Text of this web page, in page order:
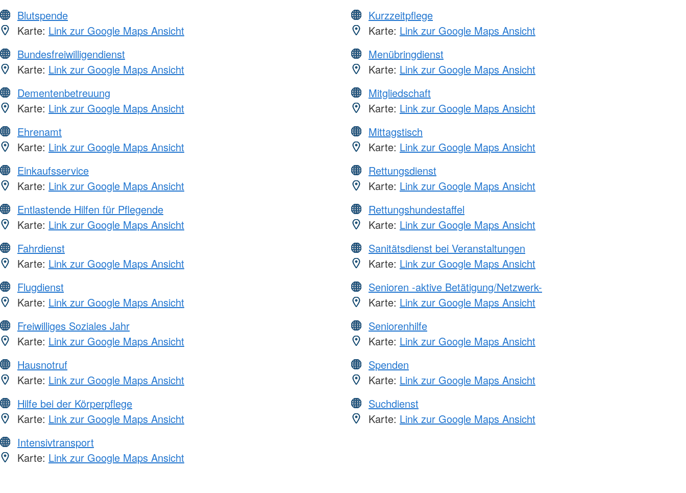
Blutspende
Karte: Link zur Google Maps Ansicht
Bundesfreiwilligendienst
Karte: Link zur Google Maps Ansicht
Dementenbetreuung
Karte: Link zur Google Maps Ansicht
Ehrenamt
Karte: Link zur Google Maps Ansicht
Einkaufsservice
Karte: Link zur Google Maps Ansicht
Entlastende Hilfen für Pflegende
Karte: Link zur Google Maps Ansicht
Fahrdienst
Karte: Link zur Google Maps Ansicht
Flugdienst
Karte: Link zur Google Maps Ansicht
Freiwilliges Soziales Jahr
Karte: Link zur Google Maps Ansicht
Hausnotruf
Karte: Link zur Google Maps Ansicht
Hilfe bei der Körperpflege
Karte: Link zur Google Maps Ansicht
Intensivtransport
Karte: Link zur Google Maps Ansicht
Kurzzeitpflege
Karte: Link zur Google Maps Ansicht
Menübringdienst
Karte: Link zur Google Maps Ansicht
Mitgliedschaft
Karte: Link zur Google Maps Ansicht
Mittagstisch
Karte: Link zur Google Maps Ansicht
Rettungsdienst
Karte: Link zur Google Maps Ansicht
Rettungshundestaffel
Karte: Link zur Google Maps Ansicht
Sanitätsdienst bei Veranstaltungen
Karte: Link zur Google Maps Ansicht
Senioren -aktive Betätigung/Netzwerk-
Karte: Link zur Google Maps Ansicht
Seniorenhilfe
Karte: Link zur Google Maps Ansicht
Spenden
Karte: Link zur Google Maps Ansicht
Suchdienst
Karte: Link zur Google Maps Ansicht